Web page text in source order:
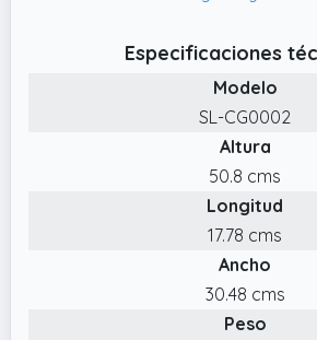
✔️ Versátil: ideal para
montañismo y viajes – perfecto
de fin de semana y
✔️ Gran capacidad: 35 litros de
ofrece suficiente espacio para
de varios días y aventuras al
Especificaciones
Modelo
SL-CG0002
Altura
50.8 cms
Longitud
17.78 cms
Ancho
30.48 cms
Peso